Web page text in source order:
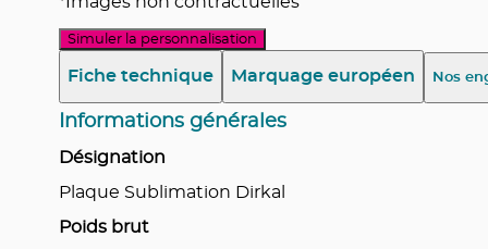
Simuler la personnalisation
Fiche technique Marquage européen Nos
Informations générales
Désignation
Plaque Sublimation Dirkal
Poids brut